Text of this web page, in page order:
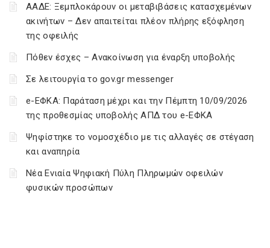
ΑΑΔΕ: Ξεμπλοκάρουν οι μεταβιβάσεις κατασχεμένων
ακινήτων – Δεν απαιτείται πλέον πλήρης εξόφληση
της οφειλής
Πόθεν έσχες – Ανακοίνωση για έναρξη υποβολής
Σε λειτουργία το gov.gr messenger
e-ΕΦΚΑ: Παράταση μέχρι και την Πέμπτη 10/09/2026
της προθεσμίας υποβολής ΑΠΔ του e-ΕΦΚΑ
Ψηφίστηκε το νομοσχέδιο με τις αλλαγές σε στέγαση
και αναπηρία
Νέα Ενιαία Ψηφιακή Πύλη Πληρωμών οφειλών
φυσικών προσώπων